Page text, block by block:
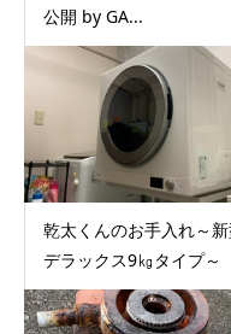
公開 by GA...
乾太くんのお手入れ～
デラックス9㎏タイプ～